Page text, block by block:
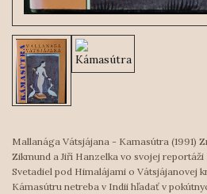
Mallanága Vátsjájana - Kamasútra (1991)
Zikmund a Jiří Hanzelka vo svojej
Svetadiel pod Himalájami o Vátsjájanovej
Kámasútru netreba v Indii hľadať v